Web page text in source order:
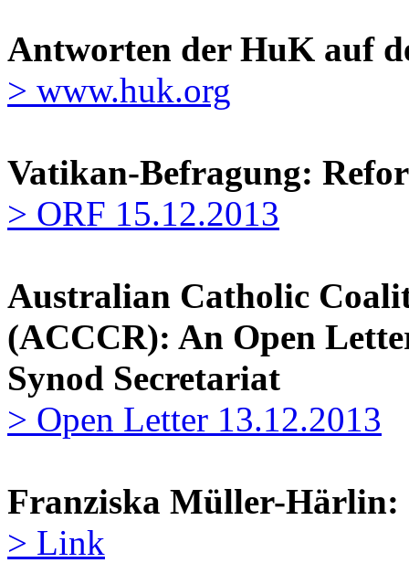
Antworten der HuK auf
> www.huk.org
Vatikan-Befragung:
> ORF 15.12.2013
Australian Catholic
(ACCCR): An Open
Synod Secretariat
> Open Letter 13.12.2013
Franziska Müller-Härlin:
> Link